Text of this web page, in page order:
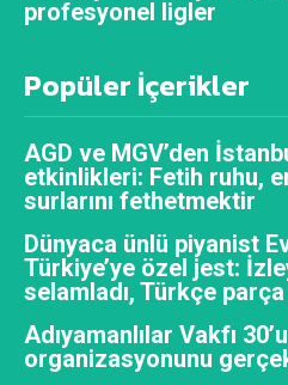
profesyonel ligler
Popüler İçerikler
AGD ve MGV’den
etkinlikleri: Fetih ruhu,
surlarını fethetmektir
Dünyaca ünlü piyanist
Türkiye’ye özel jest:
selamladı, Türkçe parça
Adıyamanlılar Vakfı
organizasyonunu